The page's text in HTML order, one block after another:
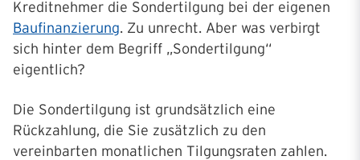
Kreditnehmer die Sondertilgung bei der eigenen
Baufinanzierung. Zu unrecht. Aber was verbirgt
sich hinter dem Begriff „Sondertilgung“
eigentlich?
Die Sondertilgung ist grundsätzlich eine
Rückzahlung, die Sie zusätzlich zu den
vereinbarten monatlichen Tilgungsraten zahlen.